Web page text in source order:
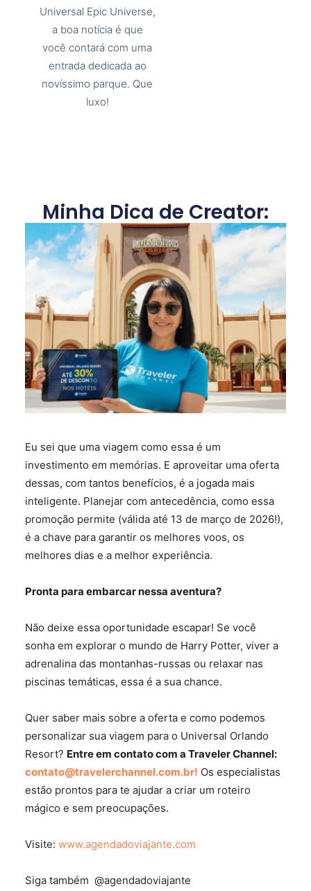
Universal Epic Universe,
a boa notícia é que
você contará com uma
entrada dedicada ao
novíssimo parque. Que
luxo!
Minha Dica de Creator:
Eu sei que uma viagem como essa é um
investimento em memórias. E aproveitar uma oferta
dessas, com tantos benefícios, é a jogada mais
inteligente. Planejar com antecedência, como essa
promoção permite (válida até 13 de março de 2026!),
é a chave para garantir os melhores voos, os
melhores dias e a melhor experiência.
Pronta para embarcar nessa aventura?
Não deixe essa oportunidade escapar! Se você
sonha em explorar o mundo de Harry Potter, viver a
adrenalina das montanhas-russas ou relaxar nas
piscinas temáticas, essa é a sua chance.
Quer saber mais sobre a oferta e como podemos
personalizar sua viagem para o Universal Orlando
Resort? Entre em contato com a Traveler Channel:
contato@travelerchannel.com.br! Os especialistas
estão prontos para te ajudar a criar um roteiro
mágico e sem preocupações.
Visite: www.agendadoviajante.com
Siga também @agendadoviajante